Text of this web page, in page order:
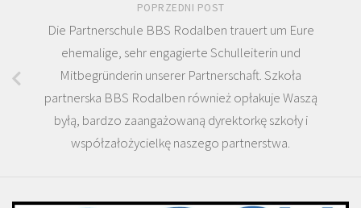
POPRZEDNI POST
Die Partnerschule BBS Rodalben trauert um Eure
ehemalige, sehr engagierte Schulleiterin und
Mitbegründerin unserer Partnerschaft. Szkoła
partnerska BBS Rodalben również opłakuje Waszą
byłą, bardzo zaangażowaną dyrektorkę szkoły i
współzałożycielkę naszego partnerstwa.